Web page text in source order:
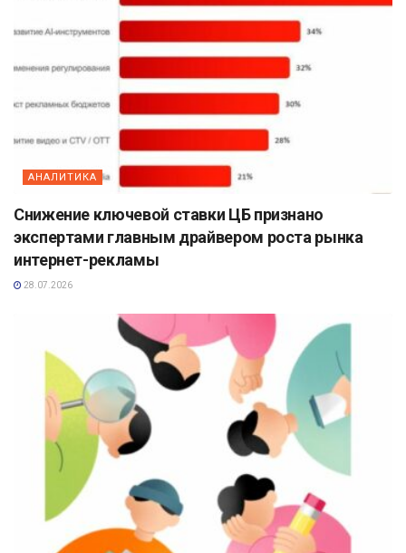
АНАЛИТИКА
Снижение ключевой ставки ЦБ признано
экспертами главным драйвером роста рынка
интернет-рекламы
28.07.2026